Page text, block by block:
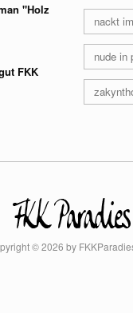
"Holz
FKK
nackt
nude in
© 2026 by